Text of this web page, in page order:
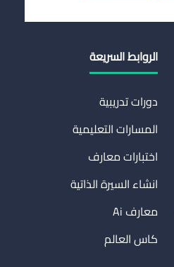
الروابط السريعة
دورات تدريبية
المسارات التعليمية
اختبارات معارف
انشاء السيرة الذاتية
معارف Ai
كاس العالم